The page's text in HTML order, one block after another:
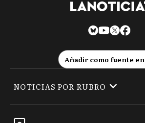
Añadir como fuente en
NOTICIAS POR RUBRO